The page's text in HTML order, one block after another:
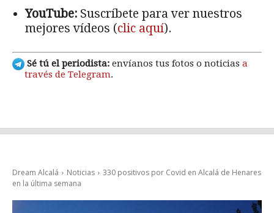
YouTube: Suscríbete para ver nuestros
mejores vídeos (clic aquí).
Sé tú el periodista: envíanos tus fotos o noticias a
través de Telegram.